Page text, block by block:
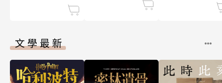
文學最新